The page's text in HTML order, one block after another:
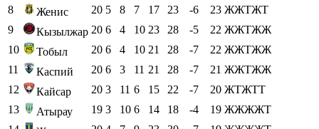
8
Женис 20 5 8 7 17 23 -6 23 ЖЖТЖТ
9
Кызылжар 20 6 4 10 23 28 -5 22 ЖЖТЖЖ
10
Тобыл 20 6 4 10 21 28 -7 22 ЖЖТЖЖ
11
Каспий 20 6 3 11 21 28 -7 21 ЖЖТЖЖ
12
Кайсар 20 3 11 6 15 22 -7 20 ЖТЖТТ
13
Атырау 19 3 10 6 14 18 -4 19 ЖЖЖЖТ